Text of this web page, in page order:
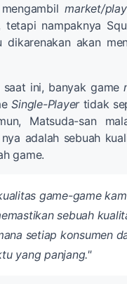
mengambilmarket/
tetapi nampaknya
akan
saat ini, banyak game
Single-Playertidak
Matsuda-san
adalah sebuah
game.
game-game
sebuah
setiap konsumen
yang panjang."